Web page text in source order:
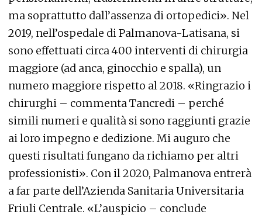
ma soprattutto dall’assenza di ortopedici». Nel
2019, nell’ospedale di Palmanova-Latisana, si
sono effettuati circa 400 interventi di chirurgia
maggiore (ad anca, ginocchio e spalla), un
numero maggiore rispetto al 2018. «Ringrazio i
chirurghi – commenta Tancredi – perché
simili numeri e qualità si sono raggiunti grazie
ai loro impegno e dedizione. Mi auguro che
questi risultati fungano da richiamo per altri
professionisti». Con il 2020, Palmanova entrerà
a far parte dell’Azienda Sanitaria Universitaria
Friuli Centrale. «L’auspicio – conclude